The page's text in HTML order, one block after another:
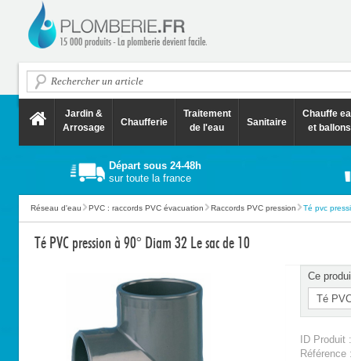
Jardin &
Arrosage
Chaufferie
Traitement
de l'eau
Sanitaire
Chauffe
et ballons
Départ sous 24-48h
sur toute la france
Réseau d'eau PVC : raccords PVC évacuation Raccords PVC pression Té pvc
Té PVC pression à 90° Diam 32 Le sac de 10
Ce
ID Produit